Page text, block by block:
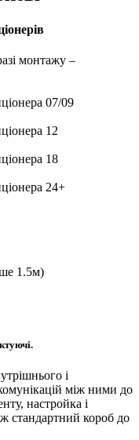
монтажу –
07/09
12
18
24+
1.5м)
і
між ними до
настройка і
стандартний короб до